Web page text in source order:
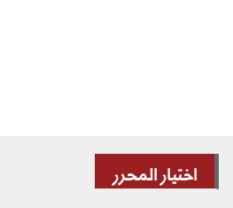
اختيار المحرر